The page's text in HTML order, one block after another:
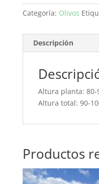
Categoría: Olivos
Descripción
Altura planta: 80-
Altura total: 90-
Productos